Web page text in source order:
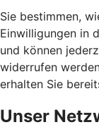
Sie bestimmen,
Einwilligungen in
und können
widerrufen
erhalten Sie
Unser